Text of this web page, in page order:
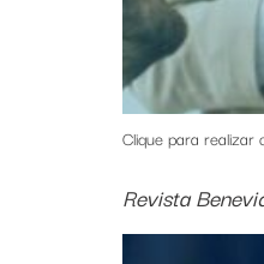
Clique para realizar
Revista